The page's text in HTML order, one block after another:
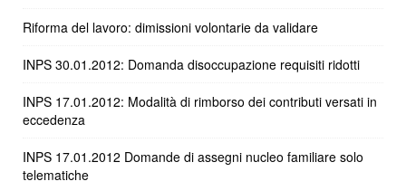
Riforma del lavoro: dimissioni volontarie da validare
INPS 30.01.2012: Domanda disoccupazione requisiti ridotti
INPS 17.01.2012: Modalità di rimborso dei contributi versati in
eccedenza
INPS 17.01.2012 Domande di assegni nucleo familiare solo
telematiche